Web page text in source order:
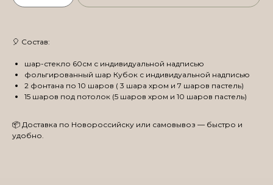
🎈 Состав:
шар-стекло 60см с индивидуальной надписью
фольгированный шар Кубок с индивидуальной надписью
2 фонтана по 10 шаров ( 3 шара хром и 7 шаров пастель)
15 шаров под потолок (5 шаров хром и 10 шаров пастель)
📦 Доставка по Новороссийску или самовывоз — быстро и
удобно.